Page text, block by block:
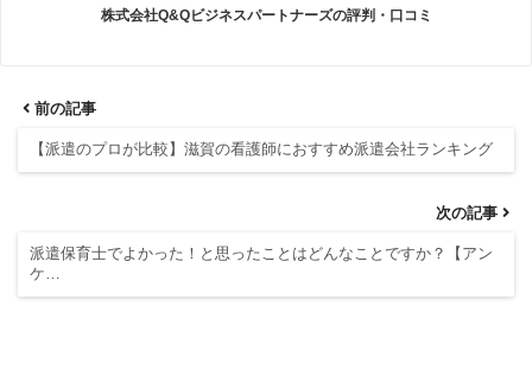
株式会社Q&Qビジネスパートナーズの評判・口コミ
前の記事
【派遣のプロが比較】滋賀の看護師におすすめ派遣会社ランキング
次の記事
派遣保育士でよかった！と思ったことはどんなことですか？【アン
ケ…